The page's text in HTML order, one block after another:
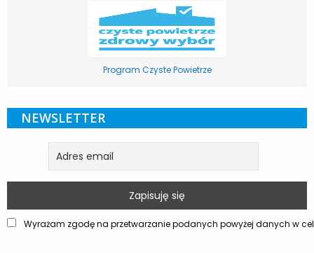
Program Czyste Powietrze
NEWSLETTER
Wyrażam zgodę na przetwarzanie podanych powyżej danych w